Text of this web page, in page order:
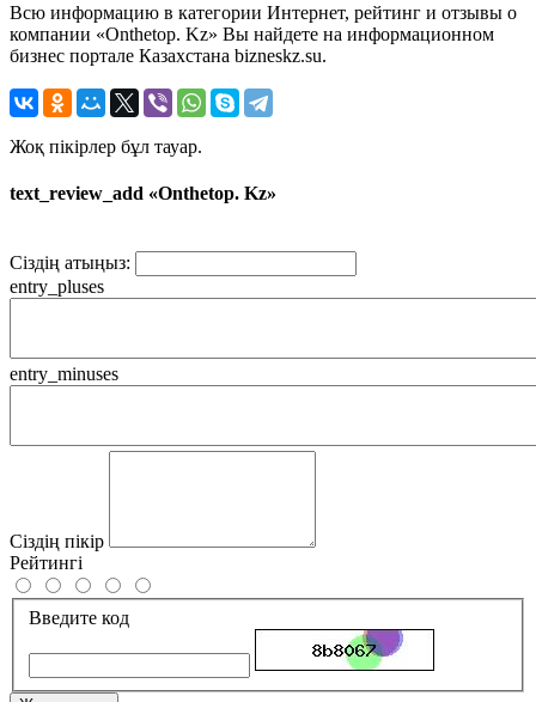
Всю информацию в категории Интернет, рейтинг и отзывы о
компании «Onthetop. Kz» Вы найдете на информационном
бизнес портале Казахстана bizneskz.su.
Жоқ пікірлер бұл тауар.
text_review_add «Onthetop. Kz»
Сіздің атыңыз:
entry_pluses
entry_minuses
Сіздің пікір
Рейтингі
Введите код